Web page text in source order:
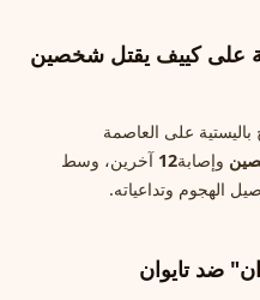
على كييف يقتل شخصين
باليستية على العاصمة
وإصابة12 آخرين، وسط
الهجوم وتداعياته.
ضد تايوان